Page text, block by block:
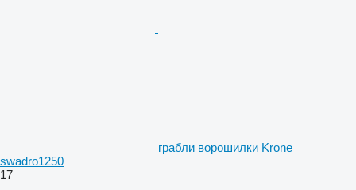
грабли ворошилки Krone
swadro1250
17